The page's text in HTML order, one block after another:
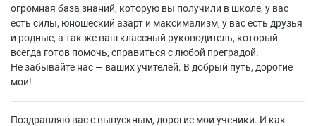
огромная база знаний, которую вы получили в школе, у вас
есть силы, юношеский азарт и максимализм, у вас есть друзья
и родные, а так же ваш классный руководитель, который
всегда готов помочь, справиться с любой преградой.
Не забывайте нас — ваших учителей. В добрый путь, дорогие
мои!
Поздравляю вас с выпускным, дорогие мои ученики. И как